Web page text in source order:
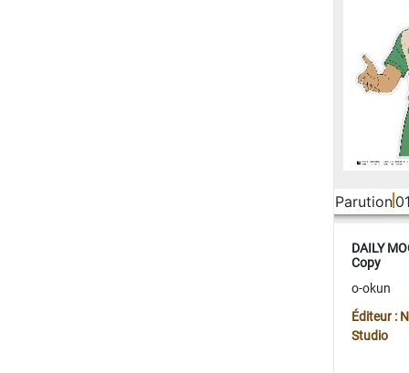
Parution
DAILY
Copy
o-okun
Éditeur :
Studio